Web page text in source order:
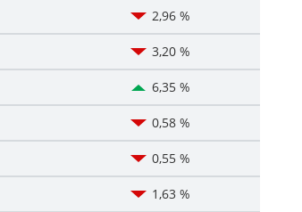
2,96 %
3,20 %
6,35 %
0,58 %
0,55 %
1,63 %